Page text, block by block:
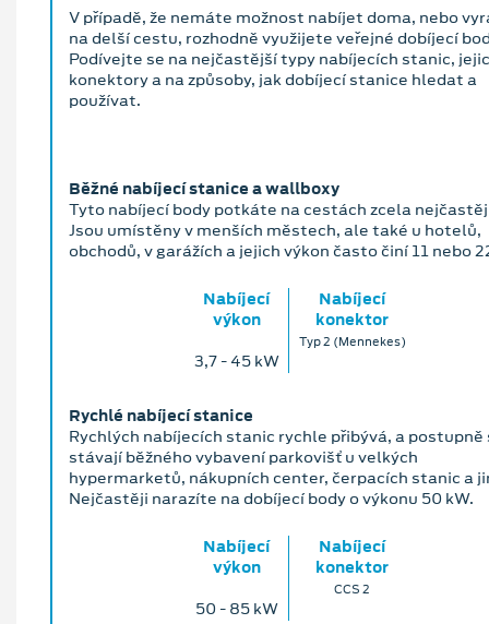
V případě, že nemáte možnost nabíjet doma, nebo
na delší cestu, rozhodně využijete veřejné dobíjecí
Podívejte se na nejčastější typy nabíjecích stanic,
konektory a na způsoby, jak dobíjecí stanice hledat a
používat.
Běžné nabíjecí stanice a wallboxy
Tyto nabíjecí body potkáte na cestách zcela
Jsou umístěny v menších městech, ale také u hotelů,
obchodů, v garážích a jejich výkon často činí 11 nebo
Nabíjecí
výkon
3,7 ‐ 45 kW
Nabíjecí
konektor
Typ 2 (Mennekes)
Rychlé nabíjecí stanice
Rychlých nabíjecích stanic rychle přibývá, a postupně
stávají běžného vybavení parkovišť u velkých
hypermarketů, nákupních center, čerpacích stanic a
Nejčastěji narazíte na dobíjecí body o výkonu 50 kW.
Nabíjecí
výkon
50 ‐ 85 kW
Nabíjecí
konektor
CCS 2